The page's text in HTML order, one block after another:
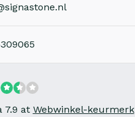
7.9 at Webwinkel-keurmerk